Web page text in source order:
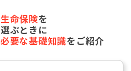
生命保険を
選ぶときに
必要な基礎知識をご紹介